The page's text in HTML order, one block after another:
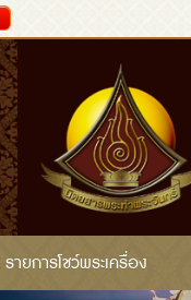
รายการโชว์พระเครื่อง